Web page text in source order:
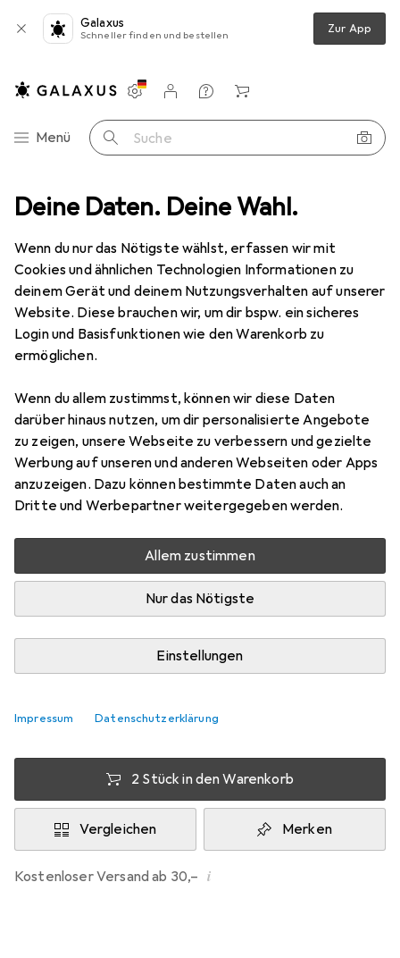
Deine Daten. Deine Wahl.
Wenn du nur das Nötigste wählst, erfassen wir mit
Cookies und ähnlichen Technologien Informationen zu
deinem Gerät und deinem Nutzungsverhalten auf unserer
Website. Diese brauchen wir, um dir bspw. ein sicheres
Login und Basisfunktionen wie den Warenkorb zu
ermöglichen.
Wenn du allem zustimmst, können wir diese Daten
darüber hinaus nutzen, um dir personalisierte Angebote
zu zeigen, unsere Webseite zu verbessern und gezielte
Werbung auf unseren und anderen Webseiten oder Apps
anzuzeigen. Dazu können bestimmte Daten auch an
Dritte und Werbepartner weitergegeben werden.
Allem zustimmen
Nur das Nötigste
Einstellungen
Impressum Datenschutzerklärung
Galaxus
Schneller finden und bestellen Zur App
Navigation nach Kategorien
Menü Suche
Einstellungen
Kundenkonto
Vergleichslisten
Merklisten
Warenkorb
Türöffner + Türschliesser effeff Austauschstücke
10 Bilder
MENGENRABATT
effeffAustauschstücke
Indoor
Preis in EUR inkl. MwSt.
EUR
7,59
Bewertungen
Mi, 12.8. geliefert
Mehr als 10 Stück an Lager beim Lieferanten
Lieferort angeben für genaue Lieferzeit
2 Stück in den Warenkorb
Vergleichen Merken
Kostenloser Versand ab 30,– i